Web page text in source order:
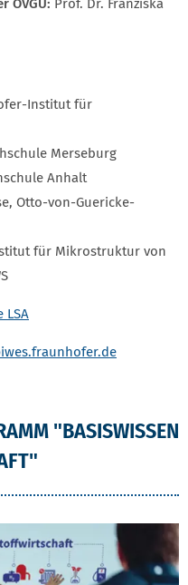
OVGU: Prof. Dr. Franziska
Institut für
Merseburg
Anhalt
Otto-von-Guericke-
für Mikrostruktur von
LSA
"BASISWISSEN